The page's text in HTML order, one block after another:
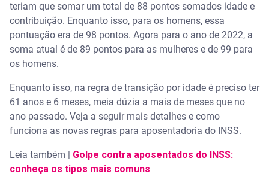
teriam que somar um total de 88 pontos somados idade e
contribuição. Enquanto isso, para os homens, essa
pontuação era de 98 pontos. Agora para o ano de 2022, a
soma atual é de 89 pontos para as mulheres e de 99 para
os homens.
Enquanto isso, na regra de transição por idade é preciso ter
61 anos e 6 meses, meia dúzia a mais de meses que no
ano passado. Veja a seguir mais detalhes e como
funciona as novas regras para aposentadoria do INSS.
Leia também | Golpe contra aposentados do INSS:
conheça os tipos mais comuns